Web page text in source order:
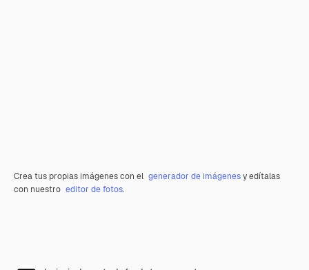
Crea tus propias imágenes con el generador de imágenesy edítalas
con nuestro editor de fotos.